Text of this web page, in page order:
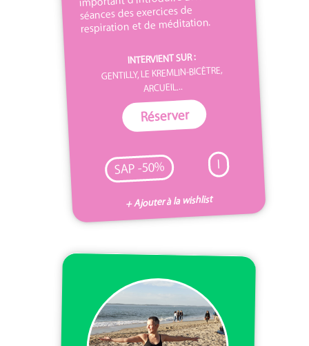
séances des exercices de
respiration et de méditation.
INTERVIENT SUR :
GENTILLY, LE KREMLIN-BICÊTRE,
ARCUEIL...
Réserver
SAP -50% I
+ Ajouter à la wishlist